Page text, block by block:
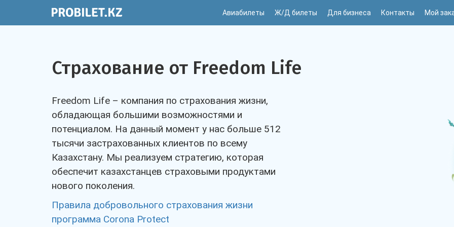
Авиабилеты Ж/Д билеты Для бизнеса Контакты Мой
Страхование от Freedom Life
Freedom Life – компания по страхования жизни,
обладающая большими возможностями и
потенциалом. На данный момент у нас больше 512
тысячи застрахованных клиентов по всему
Казахстану. Мы реализуем стратегию, которая
обеспечит казахстанцев страховыми продуктами
нового поколения.
Правила добровольного страхования жизни
программа Corona Protect